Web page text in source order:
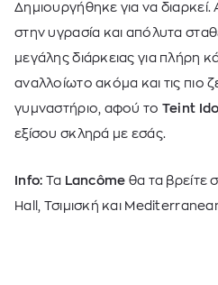
Δημιουργήθηκε για να
στην υγρασία και απόλυτα
μεγάλης διάρκειας για πλήρη
αναλλοίωτο ακόμα και τις πιο
γυμναστήριο, αφού το Teint
εξίσου σκληρά με εσάς.
Info: Τα Lancôme θα τα βρείτε
Hall, Τσιμισκή και